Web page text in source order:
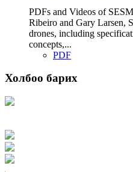
PDFs and Videos of
Ribeiro and Gary Larsen,
drones, including
concepts,...
PDF
Холбоо барих